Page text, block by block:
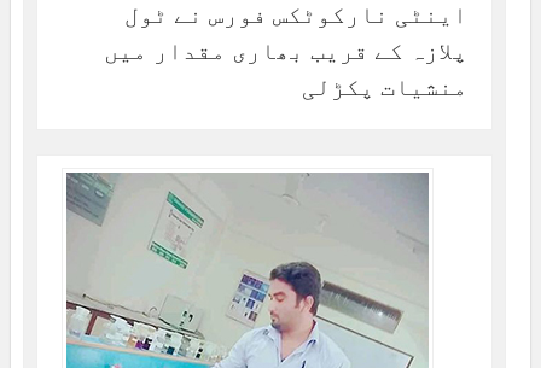
اینٹی نارکوٹکس فورس نے ٹول
پلازہ کے قریب بھاری مقدار میں
منشیات پکڑلی